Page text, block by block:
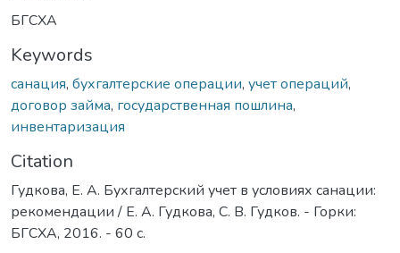
БГСХА
Keywords
санация, бухгалтерские операции, учет операций,
договор займа, государственная пошлина,
инвентаризация
Citation
Гудкова, Е. А. Бухгалтерский учет в условиях санации:
рекомендации / Е. А. Гудкова, С. В. Гудков. - Горки:
БГСХА, 2016. - 60 с.